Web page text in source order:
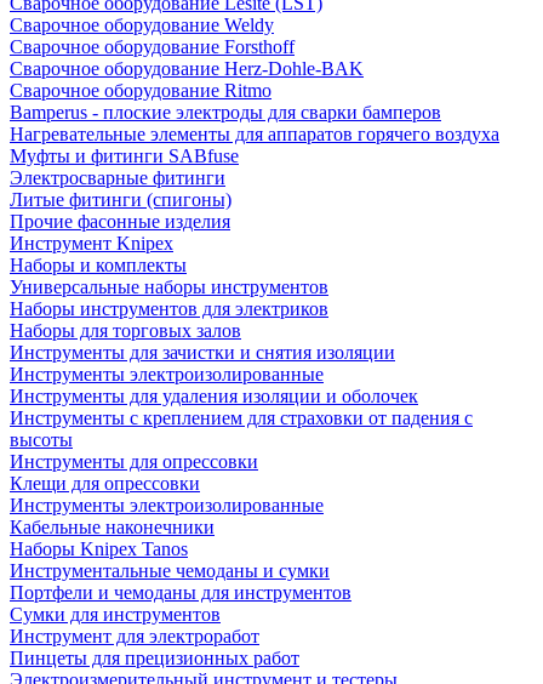
Сварочное оборудование Weldy
Сварочное оборудование Forsthoff
Сварочное оборудование Herz-Dohle-BAK
Сварочное оборудование Ritmo
Bamperus - плоские электроды для сварки бамперов
Нагревательные элементы для аппаратов горячего воздуха
Муфты и фитинги SABfuse
Электросварные фитинги
Литые фитинги (спигоны)
Прочие фасонные изделия
Инструмент Knipex
Наборы и комплекты
Универсальные наборы инструментов
Наборы инструментов для электриков
Наборы для торговых залов
Инструменты для зачистки и снятия изоляции
Инструменты электроизолированные
Инструменты для удаления изоляции и оболочек
Инструменты с креплением для страховки от падения с
высоты
Инструменты для опрессовки
Клещи для опрессовки
Инструменты электроизолированные
Кабельные наконечники
Наборы Knipex Tanos
Инструментальные чемоданы и сумки
Портфели и чемоданы для инструментов
Сумки для инструментов
Инструмент для электроработ
Пинцеты для прецизионных работ
Электроизмерительный инструмент и тестеры